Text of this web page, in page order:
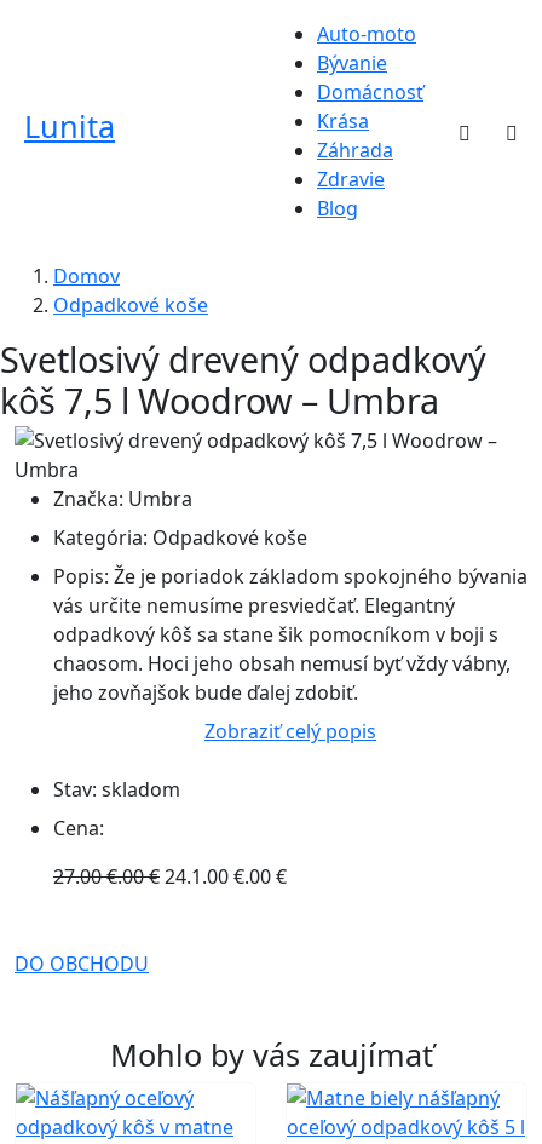
Lunita
Auto-moto
Bývanie
Domácnosť
Krása
Záhrada
Zdravie
Blog
Domov
Odpadkové koše
Svetlosivý drevený odpadkový
kôš 7,5 l Woodrow – Umbra
Značka: Umbra
Kategória: Odpadkové koše
Popis: Že je poriadok základom spokojného bývania
vás určite nemusíme presviedčať. Elegantný
odpadkový kôš sa stane šik pomocníkom v boji s
chaosom. Hoci jeho obsah nemusí byť vždy vábny,
jeho zovňajšok bude ďalej zdobiť.
Zobraziť celý popis
Stav: skladom
Cena:
27.00 €.00 €24.1.00 €.00 €
DO OBCHODU
Mohlo by vás zaujímať